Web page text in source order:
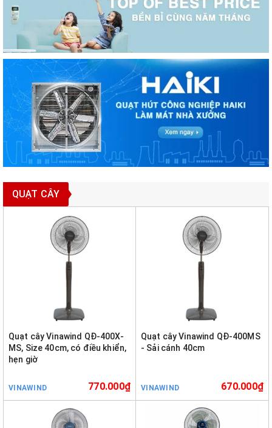
QUẠT CÂY
Quạt cây Vinawind QĐ-400X-
MS, Size 40cm, có điều khiển,
hẹn giờ
VINAWIND 770.000₫
Quạt cây Vinawind QĐ-400MS
- Sải cánh 40cm
VINAWIND 670.000₫